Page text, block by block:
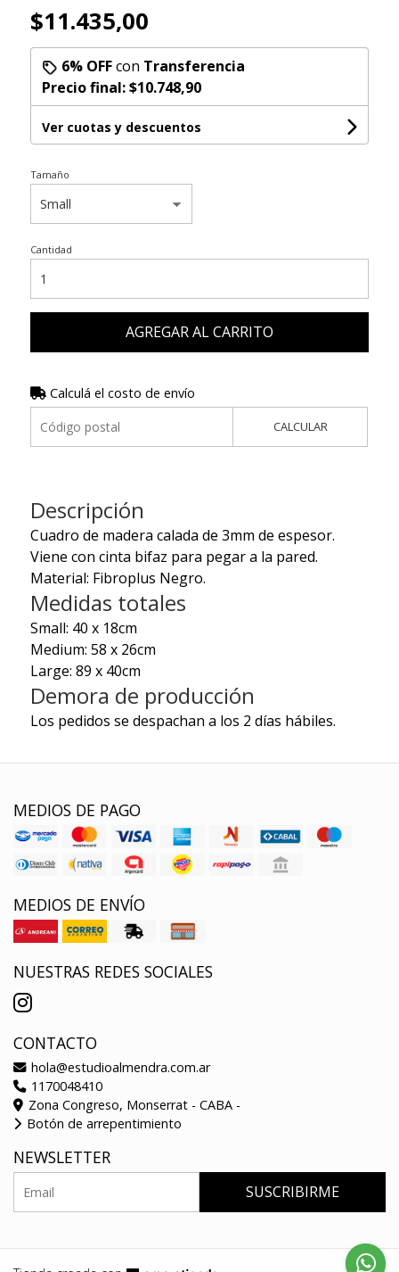
$11.435,00
6% OFFcon Transferencia
Precio final:$10.748,90
Ver cuotas y descuentos
Tamaño
Cantidad
AGREGAR AL CARRITO
Calculá el costo de envío
CALCULAR
Descripción
Cuadro de madera calada de 3mm de espesor.
Viene con cinta bifaz para pegar a la pared.
Material: Fibroplus Negro.
Medidas totales
Small: 40 x 18cm
Medium: 58 x 26cm
Large: 89 x 40cm
Demora de producción
Los pedidos se despachan a los 2 días hábiles.
MEDIOS DE PAGO
MEDIOS DE ENVÍO
NUESTRAS REDES SOCIALES
CONTACTO
hola@estudioalmendra.com.ar
1170048410
Zona Congreso, Monserrat - CABA -
Botón de arrepentimiento
NEWSLETTER
SUSCRIBIRME